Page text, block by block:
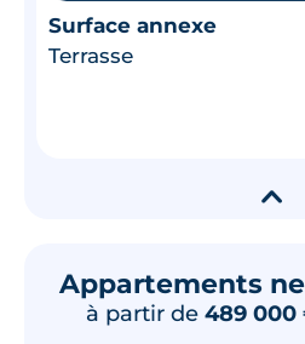
Surface annexe
Terrasse
▾
Appartements
à partir de 489 000